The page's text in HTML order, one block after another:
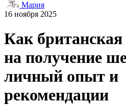
Мария
16 ноября 2025
Как британская
на получение
личный опыт и
рекомендации